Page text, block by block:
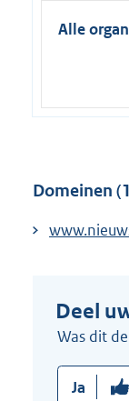
Alle
Domeinen
Deel
Was dit
Ja